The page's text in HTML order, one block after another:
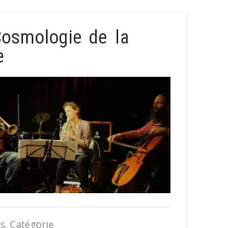
de la
Catégorie